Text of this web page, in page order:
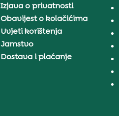
Izjava o privatnosti
Obavijest o kolačićima
Uvjeti korištenja
Jamstvo
Dostava i plaćanje